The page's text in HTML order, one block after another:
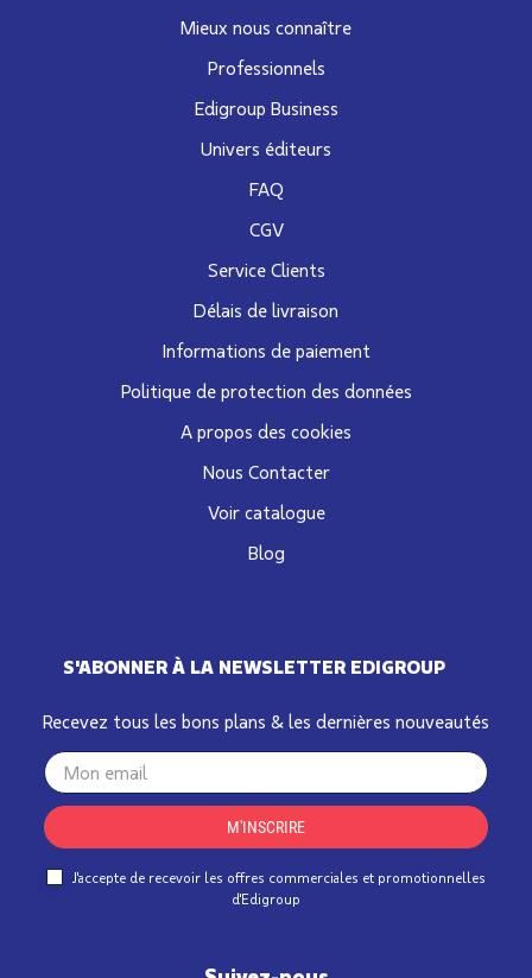
S'ABONNER À LA NEWSLETTER EDIGROUP
Recevez tous les bons plans & les dernières nouveautés
Your
email
M'INSCRIRE
J'accepte de recevoir les offres commerciales et promotionnelles
d'Edigroup
Mieux nous connaître
Professionnels
Edigroup Business
Univers éditeurs
FAQ
CGV
Service Clients
Délais de livraison
Informations de paiement
Politique de protection des données
A propos des cookies
Nous Contacter
Voir catalogue
Blog